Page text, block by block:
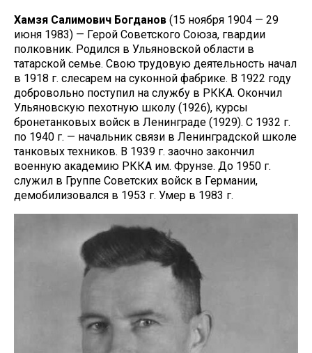
Хамзя Салимович Богданов (15 ноября 1904 — 29
июня 1983) — Герой Советского Союза, гвардии
полковник. Родился в Ульяновской области в
татарской семье. Свою трудовую деятельность начал
в 1918 г. слесарем на суконной фабрике. В 1922 году
добровольно поступил на службу в РККА. Окончил
Ульяновскую пехотную школу (1926), курсы
бронетанковых войск в Ленинграде (1929). С 1932 г.
по 1940 г. — начальник связи в Ленинградской школе
танковых техников. В 1939 г. заочно закончил
военную академию РККА им. Фрунзе. До 1950 г.
служил в Группе Советских войск в Германии,
демобилизовался в 1953 г. Умер в 1983 г.